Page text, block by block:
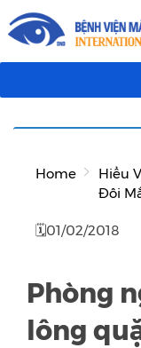
Home
Hiểu
Đôi
🗓01/02/2018
Phòng
lông